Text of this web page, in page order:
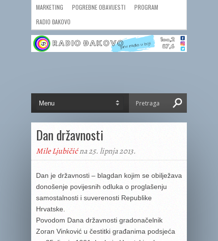
MARKETING POGREBNE OBAVIJESTI
PROGRAM
RADIO ĐAKOVO
Dan državnosti
Mile Ljubičićna 25. lipnja 2013.
Dan je državnosti – blagdan kojim se obilježava
donošenje povijesnih odluka o proglašenju
samostalnosti i suverenosti Republike
Hrvatske.
Povodom Dana državnosti gradonačelnik
Zoran Vinković u čestitki građanima podsjeća